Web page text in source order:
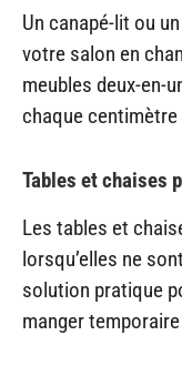
Un canapé-lit ou
votre salon en
meubles deux-en-
chaque
Tables et chaises
Les tables et
lorsqu’elles ne
solution pratique
manger